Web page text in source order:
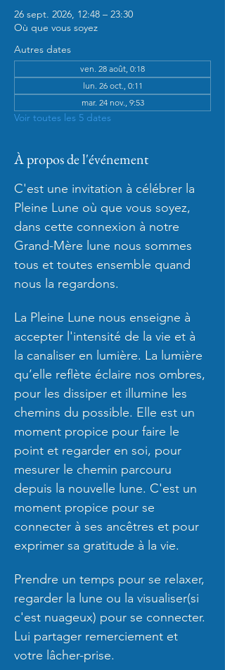
26 sept. 2026, 12:48 – 23:30
Où que vous soyez
Autres dates
ven. 28 août, 0:18
lun. 26 oct., 0:11
mar. 24 nov., 9:53
Voir toutes les 5 dates
À propos de l'événement
C'est une invitation à célébrer la
Pleine Lune où que vous soyez,
dans cette connexion à notre
Grand-Mère lune nous sommes
tous et toutes ensemble quand
nous la regardons.
La Pleine Lune nous enseigne à
accepter l'intensité de la vie et à
la canaliser en lumière. La lumière
qu’elle reflète éclaire nos ombres,
pour les dissiper et illumine les
chemins du possible. Elle est un
moment propice pour faire le
point et regarder en soi, pour
mesurer le chemin parcouru
depuis la nouvelle lune. C'est un
moment propice pour se
connecter à ses ancêtres et pour
exprimer sa gratitude à la vie.
Prendre un temps pour se relaxer,
regarder la lune ou la visualiser(si
c'est nuageux) pour se connecter.
Lui partager remerciement et
votre lâcher-prise.